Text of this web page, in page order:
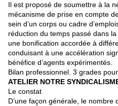
Il est proposé de soumettre à la
mécanisme de prise en compte
sein d’un corps ou cadre
réduction du temps passé dans
une bonification accordée à
conduisant à une accélération
bénéfice d’agents expérimentés.
Bilan professionnel. 3 grades
ATELIER NOTRE
Le constat
D’une façon générale, le